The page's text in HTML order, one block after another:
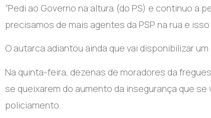
“Pedi ao Governo na altura (do PS) e continuo a
precisamos de mais agentes da PSP na rua e
O autarca adiantou ainda que vai disponibilizar
Na quinta-feira, dezenas de moradores da
se queixarem do aumento da insegurança que
policiamento.